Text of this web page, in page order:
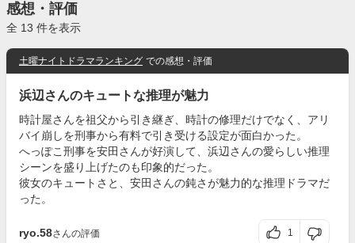
感想・評価
全 13 件を表示
土曜ナイトドラマランキング での感想・評価
浜辺さんのキュートな推理が魅力
時計屋さんを祖父から引き継ぎ、時計の修理だけでなく、アリ
バイ崩しを刑事から有料で引き受ける設定が面白かった。
へっぽこ刑事を安田さんが好演して、浜辺さんの愛らしい推理
シーンを盛り上げたのも印象的だった。
彼女のキュートさと、安田さんの鈍さが魅力的な推理ドラマだ
った。
ryo.58さんの評価 1